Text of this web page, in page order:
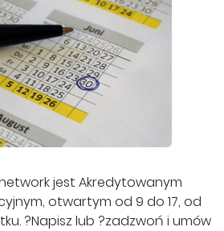
jest Akredytowanym
otwartym od 9 do 17, od
?Napisz lub ?zadzwoń i umów